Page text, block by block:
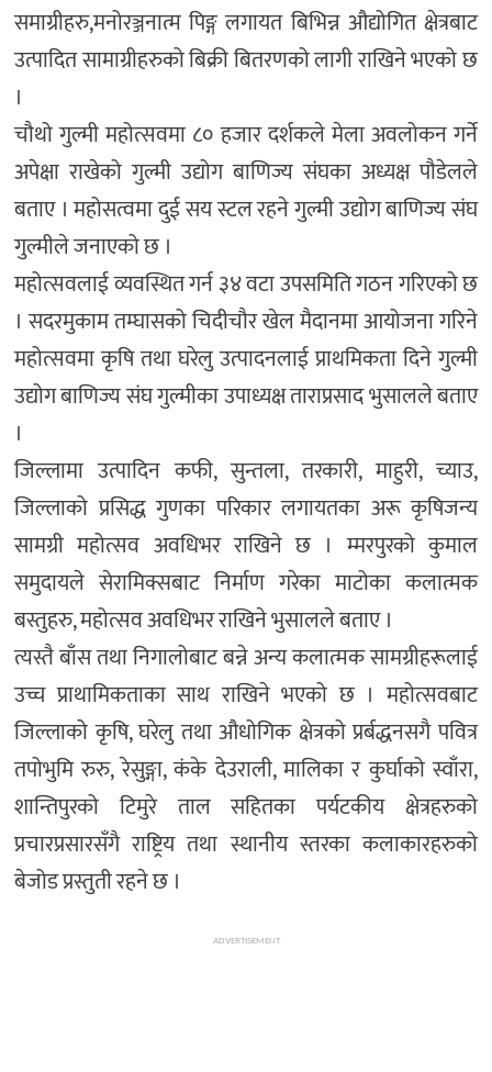
समाग्रीहरु,मनोरञ्जनात्म पिङ्ग लगायत बिभिन्न औद्योगित क्षेत्रबाट
उत्पादित सामाग्रीहरुको बिक्री बितरणको लागी राखिने भएको छ
।
चौथो गुल्मी महोत्सवमा ८० हजार दर्शकले मेला अवलोकन गर्ने
अपेक्षा राखेको गुल्मी उद्योग बाणिज्य संघका अध्यक्ष पौडेलले
बताए । महोसत्वमा दुई सय स्टल रहने गुल्मी उद्योग बाणिज्य संघ
गुल्मीले जनाएको छ ।
महोत्सवलाई व्यवस्थित गर्न ३४ वटा उपसमिति गठन गरिएको छ
। सदरमुकाम तम्घासको चिदीचौर खेल मैदानमा आयोजना गरिने
महोत्सवमा कृषि तथा घरेलु उत्पादनलाई प्राथमिकता दिने गुल्मी
उद्योग बाणिज्य संघ गुल्मीका उपाध्यक्ष ताराप्रसाद भुसालले बताए
।
जिल्लामा उत्पादिन कफी, सुन्तला, तरकारी, माहुरी, च्याउ,
जिल्लाको प्रसिद्ध गुणका परिकार लगायतका अरू कृषिजन्य
सामग्री महोत्सव अवधिभर राखिने छ । म्मरपुरको कुमाल
समुदायले सेरामिक्सबाट निर्माण गरेका माटोका कलात्मक
बस्तुहरु, महोत्सव अवधिभर राखिने भुसालले बताए ।
त्यस्तै बाँस तथा निगालोबाट बन्ने अन्य कलात्मक सामग्रीहरूलाई
उच्च प्राथामिकताका साथ राखिने भएको छ । महोत्सवबाट
जिल्लाको कृषि, घरेलु तथा औधोगिक क्षेत्रको प्रर्बद्धनसगै पवित्र
तपोभुमि रुरु, रेसुङ्गा, कंके देउराली, मालिका र कुर्घाको स्वाँरा,
शान्तिपुरको टिमुरे ताल सहितका पर्यटकीय क्षेत्रहरुको
प्रचारप्रसारसँगै राष्ट्रिय तथा स्थानीय स्तरका कलाकारहरुको
बेजोड प्रस्तुती रहने छ ।
ADVERTISEMENT